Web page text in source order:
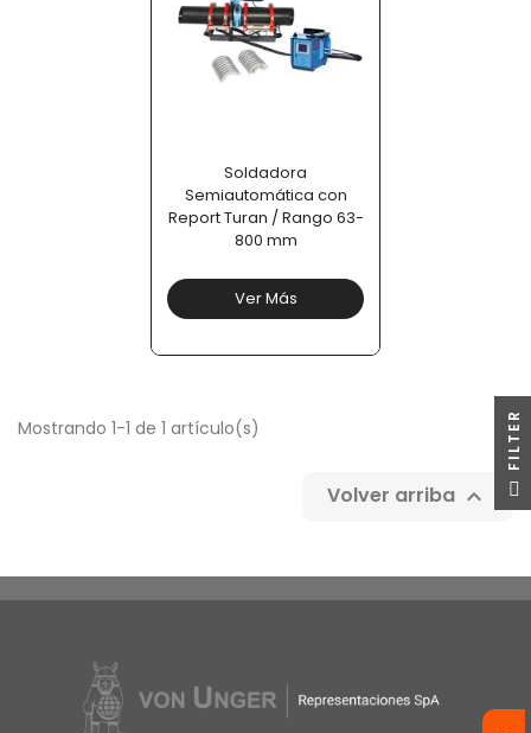
Soldadora
Semiautomática con
Report Turan / Rango 63-
800 mm
Ver Más
Mostrando 1-1 de 1 artículo(s)
Volver arriba 
R